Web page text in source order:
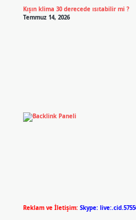
Kışın klima 30 derecede ısıtabilir mi ?
Temmuz 14, 2026
Reklam ve İletişim: Skype: